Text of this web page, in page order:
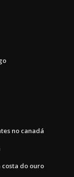
no canadá
do ouro